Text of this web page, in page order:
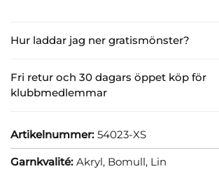
Hur laddar jag ner gratismönster?
Fri retur och 30 dagars öppet köp för
klubbmedlemmar
Artikelnummer: 54023-XS
Garnkvalité: Akryl, Bomull, Lin